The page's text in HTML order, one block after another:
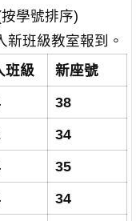
學號排序)
班級教室報到。
班級
新座號
38
34
35
34